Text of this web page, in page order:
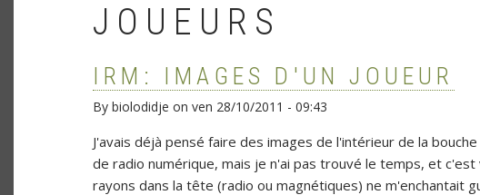
JOUEURS
IRM: IMAGES D'UN JOUEUR
By biolodidje on ven 28/10/2011 - 09:43
J'avais déjà pensé faire des images de l'intérieur de la
de radio numérique, mais je n'ai pas trouvé le temps, et
rayons dans la tête (radio ou magnétiques) ne m'enchantait